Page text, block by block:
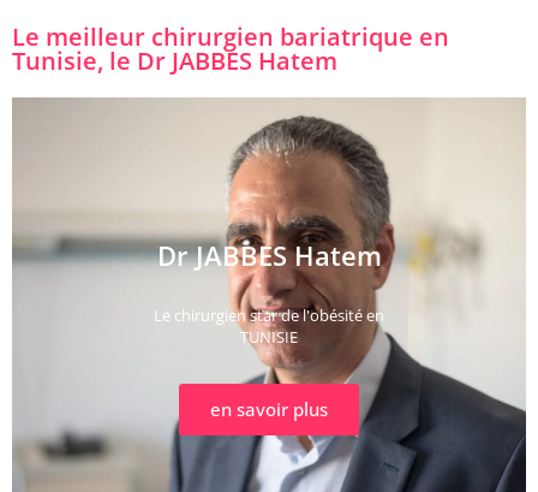
Le meilleur chirurgien bariatrique en
Tunisie, le Dr JABBES Hatem
Dr JABBES Hatem
Le chirurgien star de l'obésité en
TUNISIE
en savoir plus